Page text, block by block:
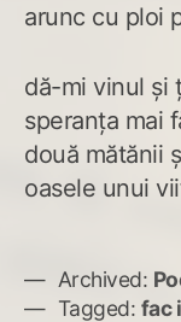
arunc cu ploi
dă-mi vinul și
speranța mai
două mătănii
oasele unui
Archived:
Tagged: fac